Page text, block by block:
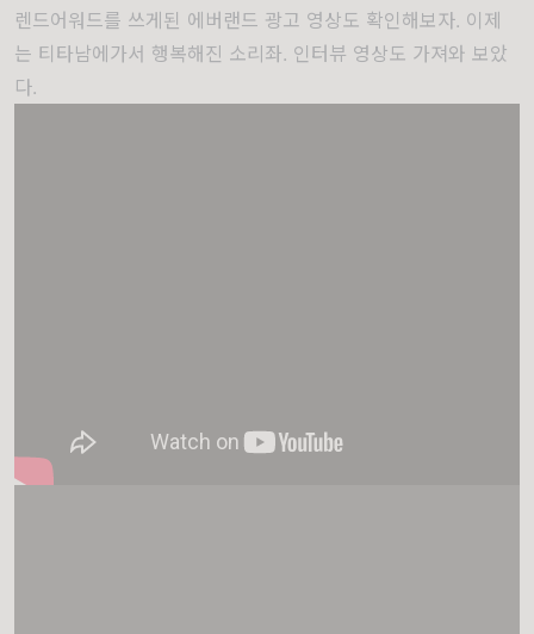
렌드어워드를 쓰게된 에버랜드 광고 영상도 확인해보자. 이제
는 티타남에가서 행복해진 소리좌. 인터뷰 영상도 가져와 보았
다.